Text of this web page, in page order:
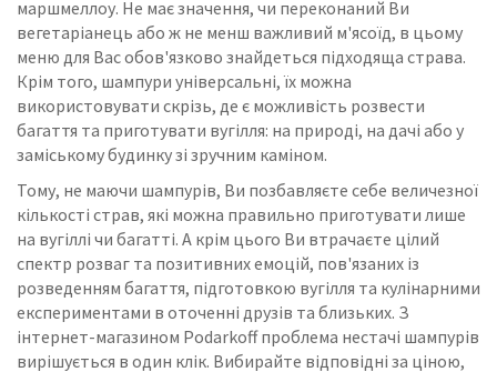
маршмеллоу. Не має значення, чи переконаний Ви
вегетаріанець або ж не менш важливий м'ясоїд, в цьому
меню для Вас обов'язково знайдеться підходяща страва.
Крім того, шампури універсальні, їх можна
використовувати скрізь, де є можливість розвести
багаття та приготувати вугілля: на природі, на дачі або у
заміському будинку зі зручним каміном.
Тому, не маючи шампурів, Ви позбавляєте себе величезної
кількості страв, які можна правильно приготувати лише
на вугіллі чи багатті.А крім цього Ви втрачаєте цілий
спектр розваг та позитивних емоцій, пов'язаних із
розведенням багаття, підготовкою вугілля та кулінарними
експериментами в оточенні друзів та близьких. З
інтернет-магазином Podarkoff проблема нестачі шампурів
вирішується в один клік. Вибирайте відповідні за ціною,